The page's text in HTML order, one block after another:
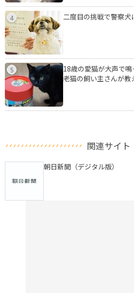
4 二度目の挑戦で警察犬
5
18歳の愛猫が大声で
老猫の飼い主さんが教
関連サイト
朝日新聞（デジタル版）